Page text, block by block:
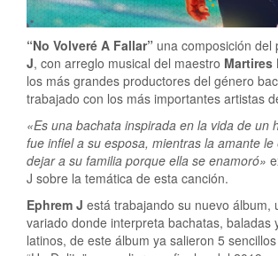
“No Volveré A Fallar” una composición del
J, con arreglo musical del maestro Martires
los más grandes productores del género
trabajado con los más importantes artistas
«Es una bachata inspirada en la vida de un
fue infiel a su esposa, mientras la amante
dejar a su familia porque ella se enamoró»
J sobre la temática de esta canción.
Ephrem J está trabajando su nuevo álbum,
variado donde interpreta bachatas, baladas
latinos, de este álbum ya salieron 5 sencillos